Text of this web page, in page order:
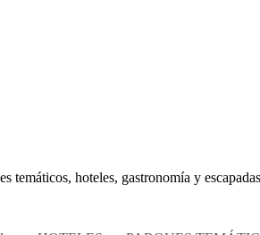
temáticos, hoteles, gastronomía y